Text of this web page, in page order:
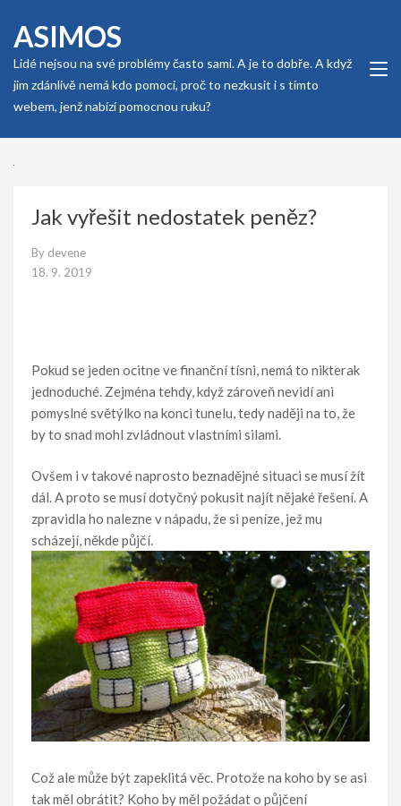
content
Enter)
ASIMOS
Lidé nejsou na své problémy často sami. A je to dobře. A když
jim zdánlivě nemá kdo pomoci, proč to nezkusit i s tímto
webem, jenž nabízí pomocnou ruku?
Jak vyřešit nedostatek peněz?
By devene
18. 9. 2019
Pokud se jeden ocitne ve finanční tísni, nemá to nikterak
jednoduché. Zejména tehdy, když zároveň nevidí ani
pomyslné světýlko na konci tunelu, tedy naději na to, že
by to snad mohl zvládnout vlastními silami.
Ovšem i v takové naprosto beznadějné situaci se musí žít
dál. A proto se musí dotyčný pokusit najít nějaké řešení. A
zpravidla ho nalezne v nápadu, že si peníze, jež mu
scházejí, někde půjčí.
Což ale může být zapeklitá věc. Protože na koho by se asi
tak měl obrátit? Koho by měl požádat o půjčení